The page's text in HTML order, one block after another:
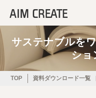
サステナブルを
ショ
TOP 資料ダウンロード一覧